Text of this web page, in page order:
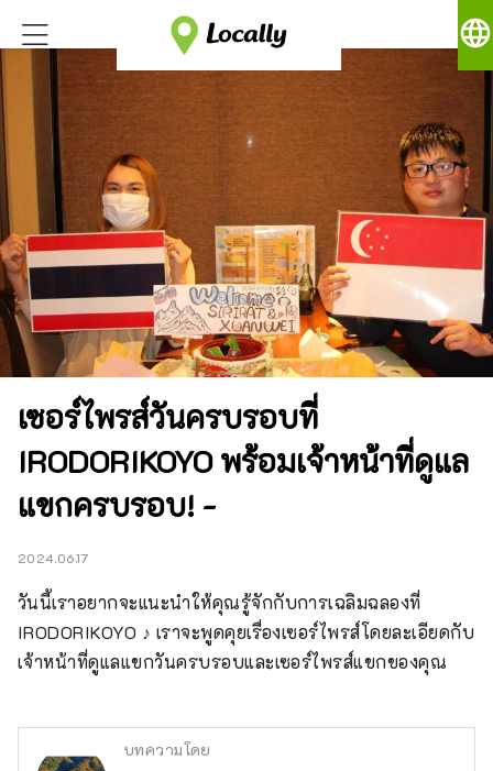
language
เซอร์ไพรส์วันครบรอบที่
IRODORIKOYO พร้อมเจ้าหน้าที่ดูแล
แขกครบรอบ! -
2024.06.17
วันนี้เราอยากจะแนะนำให้คุณรู้จักกับการเฉลิมฉลองที่
IRODORIKOYO ♪ เราจะพูดคุยเรื่องเซอร์ไพรส์โดยละเอียดกับ
เจ้าหน้าที่ดูแลแขกวันครบรอบและเซอร์ไพรส์แขกของคุณ
บทความโดย